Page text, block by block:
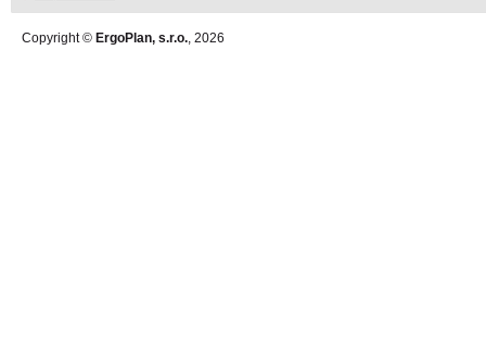
Copyright © ErgoPlan, s.r.o., 2026